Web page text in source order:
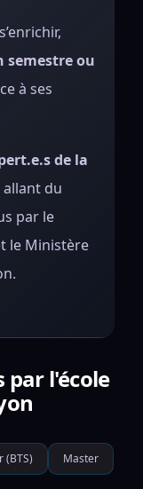
semestre ou
à ses
de la
allant du
par le
le Ministère
par l'école
(BTS) Master